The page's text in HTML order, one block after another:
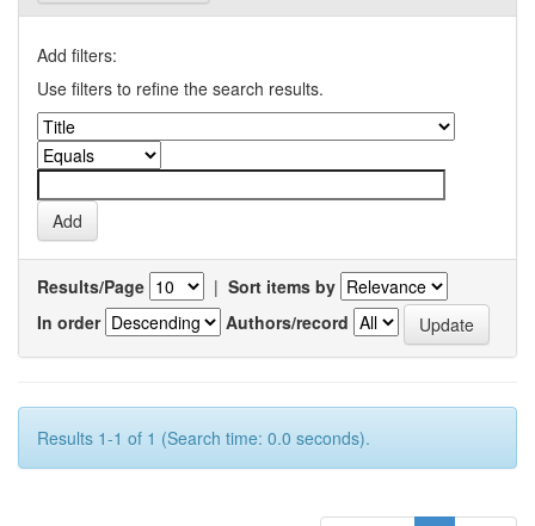
Add filters:
Use filters to refine the search results.
Results/Page | Sort items by
In order
Authors/record
Results 1-1 of 1 (Search time: 0.0 seconds).